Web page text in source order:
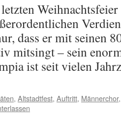
dass er mit seinen
mitsingt – sein
ist seit vielen
, Altstadtfest, Auftritt, Männerchor